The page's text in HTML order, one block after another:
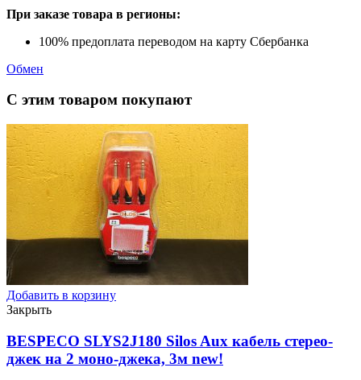
При заказе товара в регионы:
100% предоплата переводом на карту Сбербанка
Обмен
С этим товаром покупают
Добавить в корзину
Закрыть
BESPECO SLYS2J180 Silos Aux кабель стерео-
джек на 2 моно-джека, 3м new!